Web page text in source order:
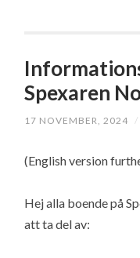
Spexaren
17 NOVEMBER, 2024 /
(English version
Hej alla boende på
att ta del av: